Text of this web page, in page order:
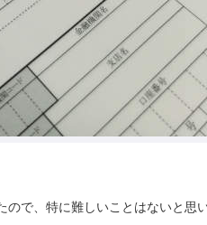
で、特に難しいことはないと思い